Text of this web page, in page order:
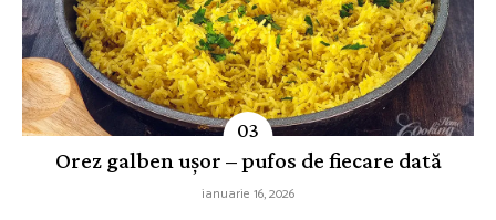
Orez galben ușor – pufos de fiecare dată
ianuarie 16, 2026